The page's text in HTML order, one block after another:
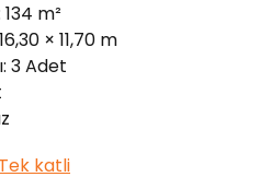
m²
× 11,70 m
3 Adet
Tek katli